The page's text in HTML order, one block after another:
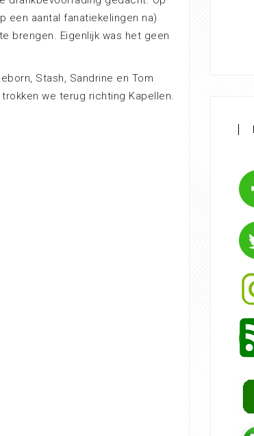
een aantal fanatiekelingen na)
brengen. Eigenlijk was het geen
Stash, Sandrine en Tom
we terug richting Kapellen.